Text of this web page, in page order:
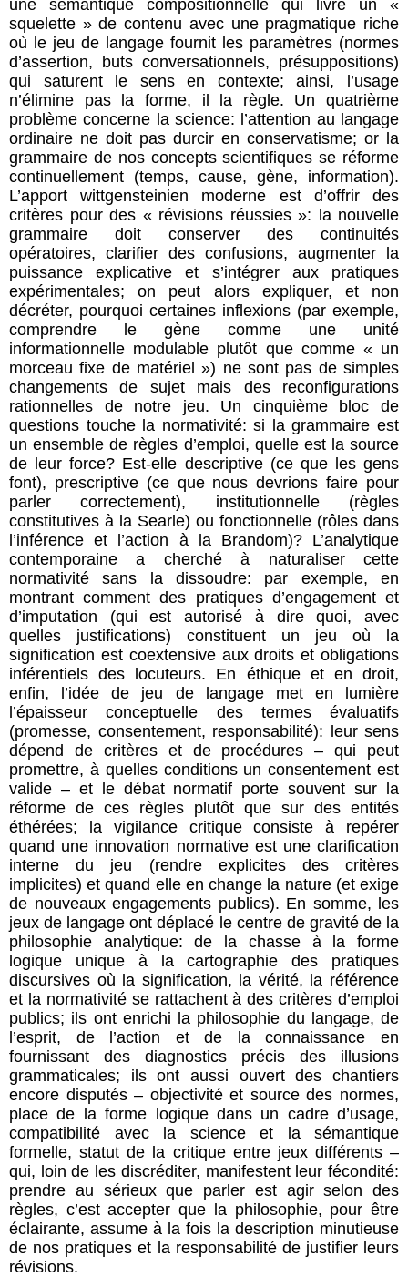
une sémantique compositionnelle qui livre un «
squelette » de contenu avec une pragmatique riche
où le jeu de langage fournit les paramètres (normes
d’assertion, buts conversationnels, présuppositions)
qui saturent le sens en contexte; ainsi, l’usage
n’élimine pas la forme, il la règle. Un quatrième
problème concerne la science: l’attention au langage
ordinaire ne doit pas durcir en conservatisme; or la
grammaire de nos concepts scientifiques se réforme
continuellement (temps, cause, gène, information).
L’apport wittgensteinien moderne est d’offrir des
critères pour des « révisions réussies »: la nouvelle
grammaire doit conserver des continuités
opératoires, clarifier des confusions, augmenter la
puissance explicative et s’intégrer aux pratiques
expérimentales; on peut alors expliquer, et non
décréter, pourquoi certaines inflexions (par exemple,
comprendre le gène comme une unité
informationnelle modulable plutôt que comme « un
morceau fixe de matériel ») ne sont pas de simples
changements de sujet mais des reconfigurations
rationnelles de notre jeu. Un cinquième bloc de
questions touche la normativité: si la grammaire est
un ensemble de règles d’emploi, quelle est la source
de leur force? Est-elle descriptive (ce que les gens
font), prescriptive (ce que nous devrions faire pour
parler correctement), institutionnelle (règles
constitutives à la Searle) ou fonctionnelle (rôles dans
l’inférence et l’action à la Brandom)? L’analytique
contemporaine a cherché à naturaliser cette
normativité sans la dissoudre: par exemple, en
montrant comment des pratiques d’engagement et
d’imputation (qui est autorisé à dire quoi, avec
quelles justifications) constituent un jeu où la
signification est coextensive aux droits et obligations
inférentiels des locuteurs. En éthique et en droit,
enfin, l’idée de jeu de langage met en lumière
l’épaisseur conceptuelle des termes évaluatifs
(promesse, consentement, responsabilité): leur sens
dépend de critères et de procédures – qui peut
promettre, à quelles conditions un consentement est
valide – et le débat normatif porte souvent sur la
réforme de ces règles plutôt que sur des entités
éthérées; la vigilance critique consiste à repérer
quand une innovation normative est une clarification
interne du jeu (rendre explicites des critères
implicites) et quand elle en change la nature (et exige
de nouveaux engagements publics). En somme, les
jeux de langage ont déplacé le centre de gravité de la
philosophie analytique: de la chasse à la forme
logique unique à la cartographie des pratiques
discursives où la signification, la vérité, la référence
et la normativité se rattachent à des critères d’emploi
publics; ils ont enrichi la philosophie du langage, de
l’esprit, de l’action et de la connaissance en
fournissant des diagnostics précis des illusions
grammaticales; ils ont aussi ouvert des chantiers
encore disputés – objectivité et source des normes,
place de la forme logique dans un cadre d’usage,
compatibilité avec la science et la sémantique
formelle, statut de la critique entre jeux différents –
qui, loin de les discréditer, manifestent leur fécondité:
prendre au sérieux que parler est agir selon des
règles, c’est accepter que la philosophie, pour être
éclairante, assume à la fois la description minutieuse
de nos pratiques et la responsabilité de justifier leurs
révisions.